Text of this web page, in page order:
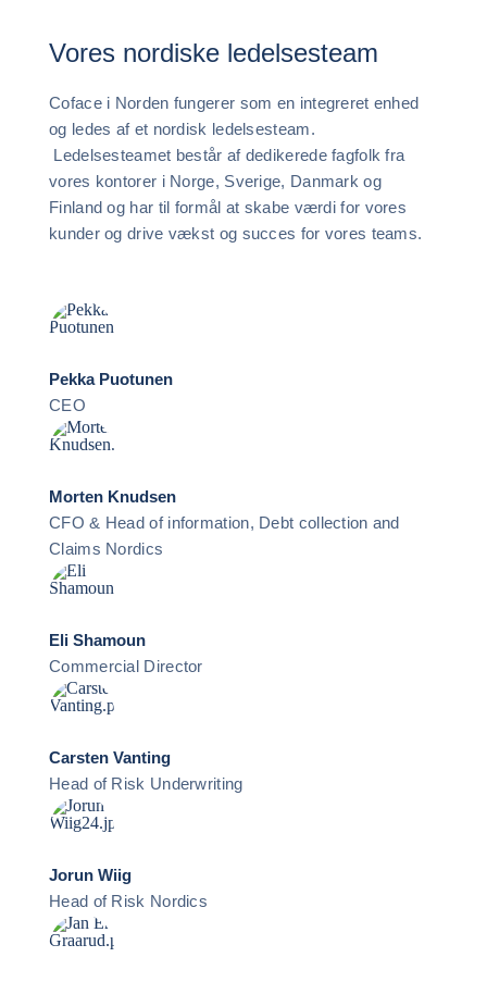
Vores nordiske ledelsesteam
Coface i Norden fungerer som en integreret enhed
og ledes af et nordisk ledelsesteam.
Ledelsesteamet består af dedikerede fagfolk fra
vores kontorer i Norge, Sverige, Danmark og
Finland og har til formål at skabe værdi for vores
kunder og drive vækst og succes for vores teams.
Pekka Puotunen
CEO
Morten Knudsen
CFO & Head of information, Debt collection and
Claims Nordics
Eli Shamoun
Commercial Director
Carsten Vanting
Head of Risk Underwriting
Jorun Wiig
Head of Risk Nordics